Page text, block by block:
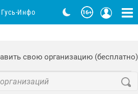
свою организацию (бесплатно)
Гусь-Инфо